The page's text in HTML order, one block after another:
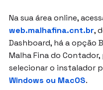
Na sua área online,
web.malhafina.cnt.br,
Dashboard, há a opção
Malha Fina do
selecionar o instalador
Windows ou MacOS.